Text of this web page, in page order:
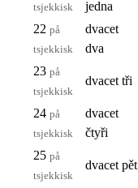
tsjekkisk jedna
22 på
tsjekkisk
dvacet
dva
23 på
tsjekkisk
dvacet tři
24 på
tsjekkisk
dvacet
čtyři
25 på
tsjekkisk
dvacet pět